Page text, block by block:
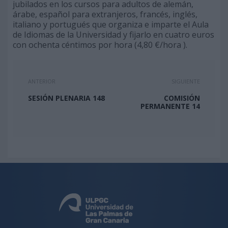
jubilados en los cursos para adultos de alemán,
árabe, español para extranjeros, francés, inglés,
italiano y portugués que organiza e imparte el Aula
de Idiomas de la Universidad y fijarlo en cuatro euros
con ochenta céntimos por hora (4,80 €/hora ).
ANTERIOR
SESIÓN PLENARIA 148
SIGUIENTE
COMISIÓN
PERMANENTE 14